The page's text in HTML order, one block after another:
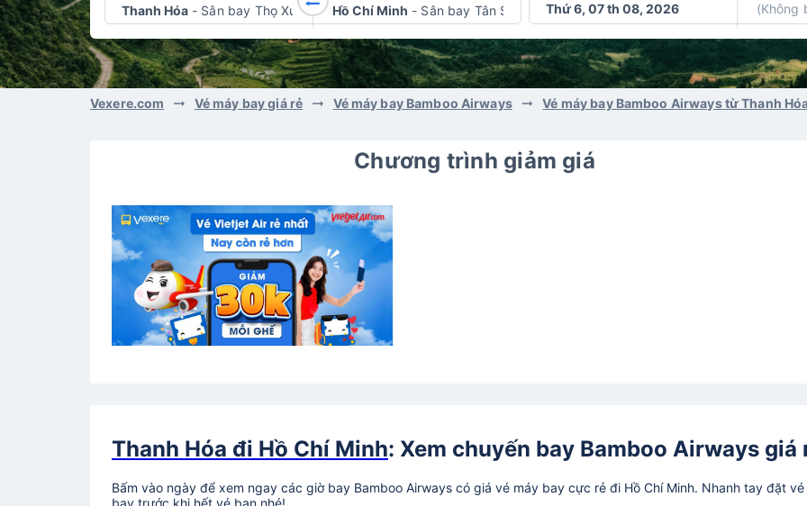
Thanh Hóa - Sân bay Thọ Xuân
Hồ Chí Minh - Sân bay Tân Sơn NhấtThứ 6, 07 th 08, 2026
(Không
Vexere.com Vé máy bay giá rẻ Vé máy bay Bamboo Airways Vé máy bay Bamboo Airways từ Thanh
Chương trình giảm giá
Thanh Hóa đi Hồ Chí Minh: Xem chuyến bay Bamboo Airways giá
Bấm vào ngày để xem ngay các giờ bay Bamboo Airways có giá vé máy bay cực rẻ đi Hồ Chí Minh. Nhanh tay đặt
bay trước khi hết vé bạn nhé!